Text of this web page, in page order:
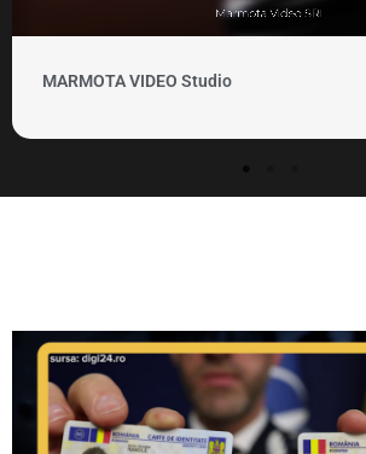
MARMOTA VIDEO Studio